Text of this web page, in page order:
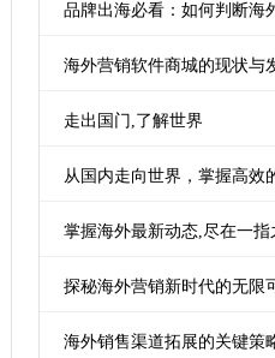
海外营销软件商城的现状与
走出国门,了解世界
从国内走向世界，掌握高效
掌握海外最新动态,尽在一指
探秘海外营销新时代的无限
海外销售渠道拓展的关键策